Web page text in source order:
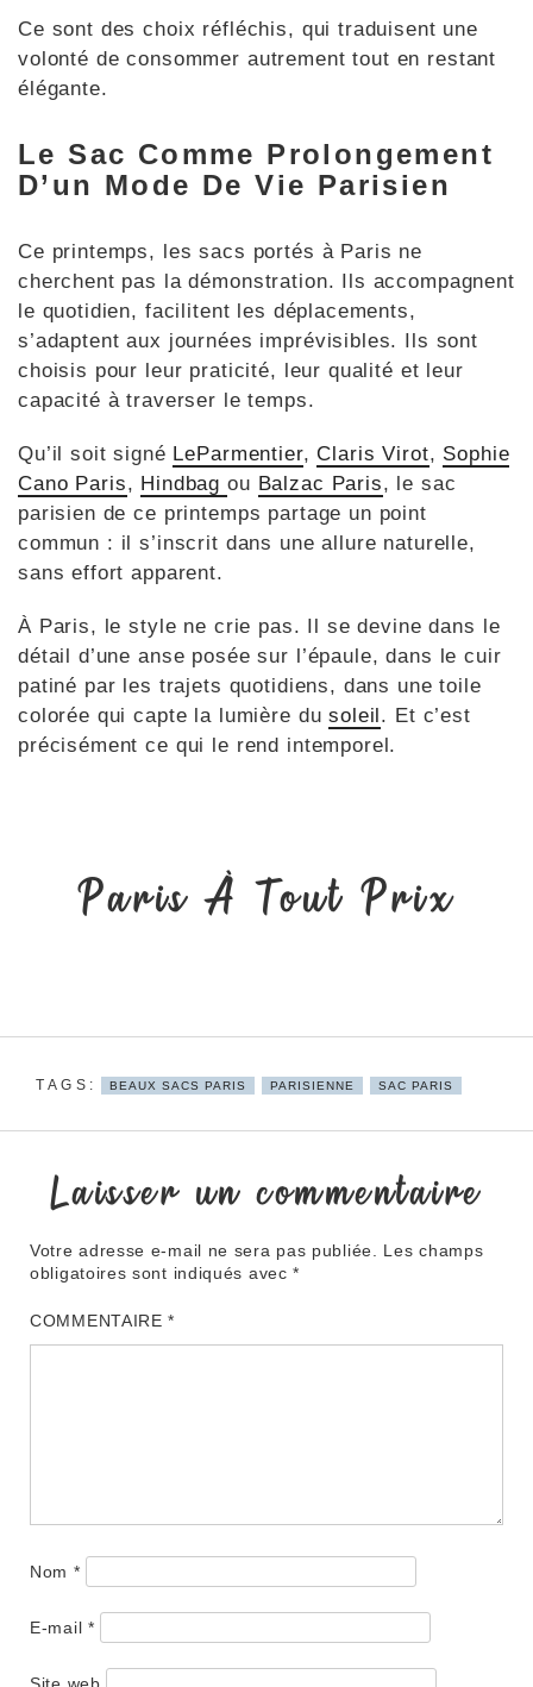
Ce sont des choix réfléchis, qui traduisent une
volonté de consommer autrement tout en restant
élégante.
Le Sac Comme Prolongement
D’un Mode De Vie Parisien
Ce printemps, les sacs portés à Paris ne
cherchent pas la démonstration. Ils accompagnent
le quotidien, facilitent les déplacements,
s’adaptent aux journées imprévisibles. Ils sont
choisis pour leur praticité, leur qualité et leur
capacité à traverser le temps.
Qu’il soit signé LeParmentier,Claris Virot, Sophie
Cano Paris, Hindbagou Balzac Paris, le sac
parisien de ce printemps partage un point
commun : il s’inscrit dans une allure naturelle,
sans effort apparent.
À Paris, le style ne crie pas. Il se devine dans le
détail d’une anse posée sur l’épaule, dans le cuir
patiné par les trajets quotidiens, dans une toile
colorée qui capte la lumière dusoleil . Et c’est
précisément ce qui le rend intemporel.
Paris À Tout Prix
BEAUX SACS PARIS PARISIENNE SAC PARIS
Laisser un commentaire
Votre adresse e-mail ne sera pas publiée.
Les champs
obligatoires sont indiqués avec*
COMMENTAIRE*
Nom *
E-mail *